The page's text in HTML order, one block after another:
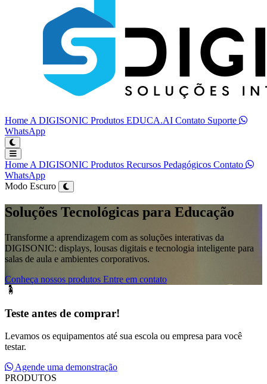
Home A DIGISONIC Produtos EDUCA.AI Contato Suporte
WhatsApp
Abrir menu principal
Home A DIGISONIC Produtos Recursos Pedagógicos Contato
WhatsApp
Modo Escuro
Soluções Tecnológicas para Educação
Transforme a aprendizagem com as soluções interativas da
DIGISONIC: displays, lousas digitais e tecnologia inteligente para
salas de aula e ambientes corporativos.
Conheça nossos produtos Entre em contato
Teste antes de comprar!
Levamos os equipamentos até sua escola ou empresa para você
testar.
Agende uma demonstração
PRODUTOS